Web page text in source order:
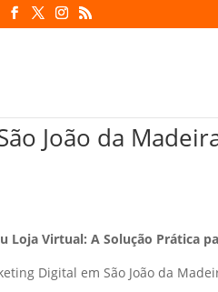
João da
Loja Virtual: A Solução Prática
Digital em São João da